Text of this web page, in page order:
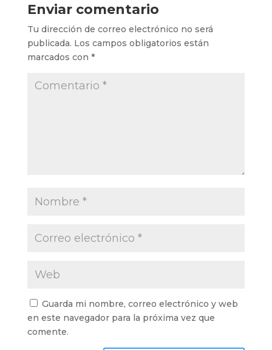
Enviar comentario
Tu dirección de correo electrónico no será
publicada. Los campos obligatorios están
marcados con *
Guarda mi nombre, correo electrónico y web
en este navegador para la próxima vez que
comente.